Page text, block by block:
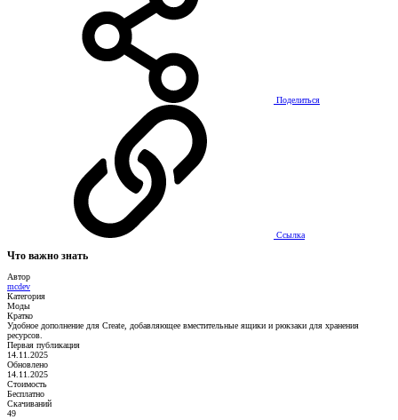
Поделиться
Ссылка
Что важно знать
Автор
mcdev
Категория
Моды
Кратко
Удобное дополнение для Create, добавляющее вместительные ящики и рюкзаки для хранения
ресурсов.
Первая публикация
14.11.2025
Обновлено
14.11.2025
Стоимость
Бесплатно
Скачиваний
49